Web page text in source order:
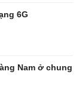
Nam
6G
Nam ở chung